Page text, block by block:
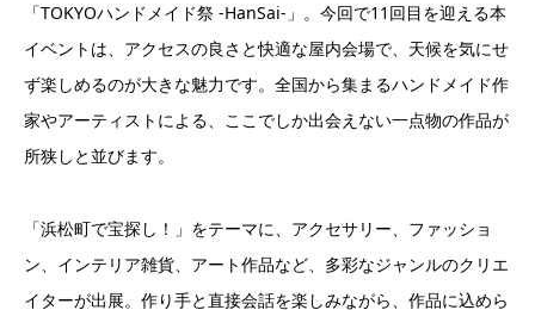
「TOKYOハンドメイド祭 -HanSai-」。今回で11回目を迎える本
イベントは、アクセスの良さと快適な屋内会場で、天候を気にせ
ず楽しめるのが大きな魅力です。全国から集まるハンドメイド作
家やアーティストによる、ここでしか出会えない一点物の作品が
所狭しと並びます。
「浜松町で宝探し！」をテーマに、アクセサリー、ファッショ
ン、インテリア雑貨、アート作品など、多彩なジャンルのクリエ
イターが出展。作り手と直接会話を楽しみながら、作品に込めら